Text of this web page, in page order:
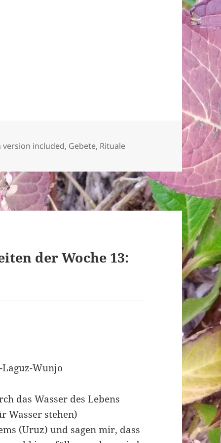
version included, Gebete, Rituale
der Woche 13:
Wunjo
das Wasser des Lebens
Wasser stehen)
(Uruz) und sagen mir, dass